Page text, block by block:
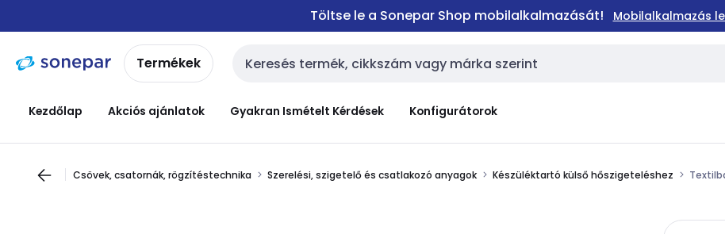
navigációhoztartalomra
Töltse le a Sonepar Shop mobilalkalmazását! Mobilalkalmazás
Termékek Keresési bemenet
Kezdőlap Akciós ajánlatok Gyakran Ismételt Kérdések Konfigurátorok
Csövek, csatornák, rögzítéstechnika Szerelési, szigetelő és csatlakozó anyagok Készüléktartó külső hőszigeteléshez